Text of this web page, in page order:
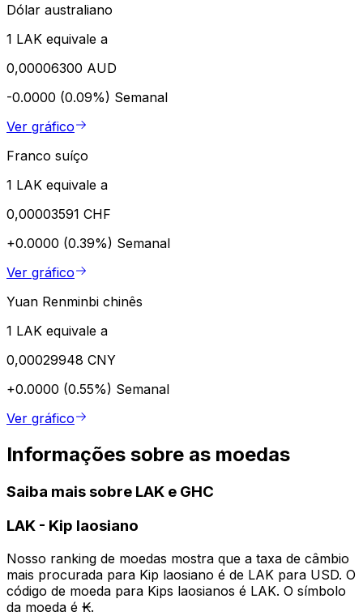
Dólar australiano
1 LAK equivale a
0,00006300 AUD
-0.0000 (0.09%) Semanal
Ver gráfico
Franco suíço
1 LAK equivale a
0,00003591 CHF
+0.0000 (0.39%) Semanal
Ver gráfico
Yuan Renminbi chinês
1 LAK equivale a
0,00029948 CNY
+0.0000 (0.55%) Semanal
Ver gráfico
Informações sobre as moedas
Saiba mais sobre LAK e GHC
LAK - Kip laosiano
Nosso ranking de moedas mostra que a taxa de câmbio
mais procurada para Kip laosiano é de LAK para USD. O
código de moeda para Kips laosianos é LAK. O símbolo
da moeda é ₭.